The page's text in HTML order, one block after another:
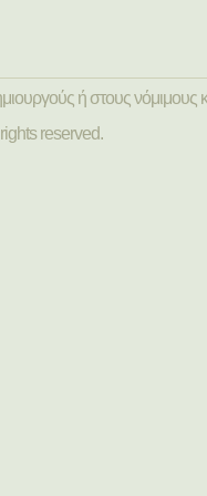
ή στους νόμιμους
reserved.